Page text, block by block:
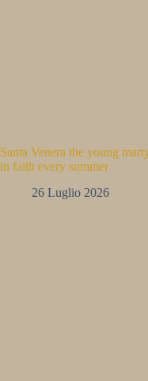
Santa Venera the young
in faith every summer
26 Luglio 2026